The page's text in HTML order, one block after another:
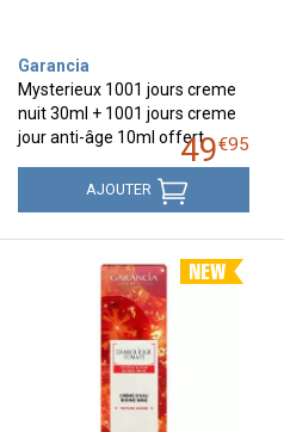
Garancia
Mysterieux 1001 jours creme
nuit 30ml + 1001 jours creme
jour anti-âge 10ml offert
49€95
AJOUTER